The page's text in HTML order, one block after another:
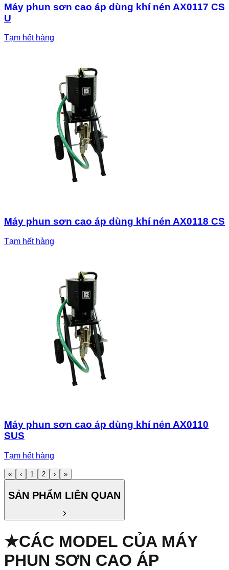
Máy phun sơn cao áp dùng khí nén AX0117 CS
U
Tạm hết hàng
Máy phun sơn cao áp dùng khí nén AX0118 CS
Tạm hết hàng
Máy phun sơn cao áp dùng khí nén AX0110
SUS
Tạm hết hàng
« ‹ 1 2 › »
SẢN PHẨM LIÊN QUAN
★CÁC MODEL CỦA MÁY
PHUN SƠN CAO ÁP